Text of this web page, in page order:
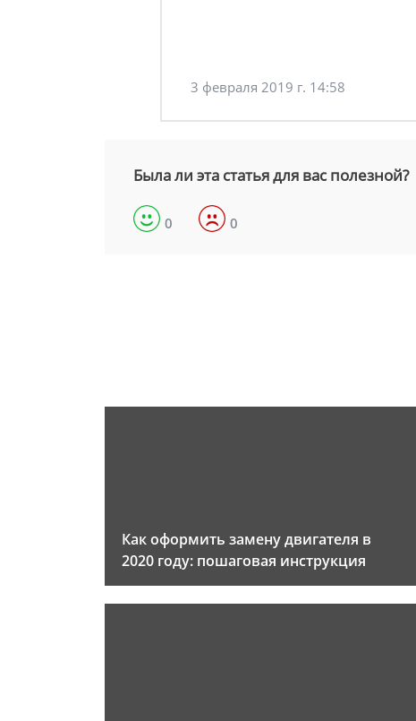
3 февраля 2019 г. 14:58
Была ли эта статья для вас полезной?
0 0
Как оформить замену двигателя в
2020 году: пошаговая инструкция